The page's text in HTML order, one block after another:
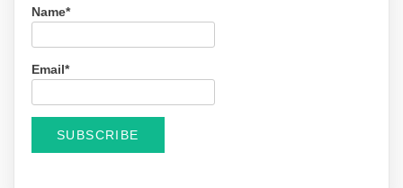
Name*
Email*